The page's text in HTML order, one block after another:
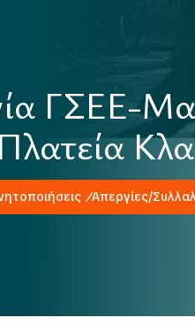
ΓΣΕΕ-
Απεργίες/